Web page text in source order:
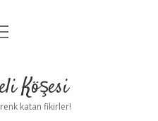
Köşesi
katan fikirler!